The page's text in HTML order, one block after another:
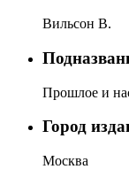
Вильсон В.
Прошлое и
Город
Москва